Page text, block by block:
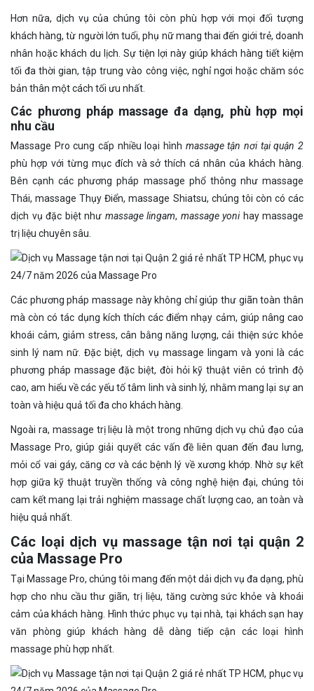
Hơn nữa, dịch vụ của chúng tôi còn phù hợp với mọi đối tượng
khách hàng, từ người lớn tuổi, phụ nữ mang thai đến giới trẻ, doanh
nhân hoặc khách du lịch. Sự tiện lợi này giúp khách hàng tiết kiệm
tối đa thời gian, tập trung vào công việc, nghỉ ngơi hoặc chăm sóc
bản thân một cách tối ưu nhất.
Các phương pháp massage đa dạng, phù hợp mọi
nhu cầu
Massage Pro cung cấp nhiều loại hình massage tận nơi tại quận 2
phù hợp với từng mục đích và sở thích cá nhân của khách hàng.
Bên cạnh các phương pháp massage phổ thông như massage
Thái, massage Thụy Điển, massage Shiatsu, chúng tôi còn có các
dịch vụ đặc biệt như massage lingam, massage yonihay massage
trị liệu chuyên sâu.
Các phương pháp massage này không chỉ giúp thư giãn toàn thân
mà còn có tác dụng kích thích các điểm nhạy cảm, giúp nâng cao
khoái cảm, giảm stress, cân bằng năng lượng, cải thiện sức khỏe
sinh lý nam nữ. Đặc biệt, dịch vụ massage lingam và yoni là các
phương pháp massage đặc biệt, đòi hỏi kỹ thuật viên có trình độ
cao, am hiểu về các yếu tố tâm linh và sinh lý, nhằm mang lại sự an
toàn và hiệu quả tối đa cho khách hàng.
Ngoài ra, massage trị liệu là một trong những dịch vụ chủ đạo của
Massage Pro, giúp giải quyết các vấn đề liên quan đến đau lưng,
mỏi cổ vai gáy, căng cơ và các bệnh lý về xương khớp. Nhờ sự kết
hợp giữa kỹ thuật truyền thống và công nghệ hiện đại, chúng tôi
cam kết mang lại trải nghiệm massage chất lượng cao, an toàn và
hiệu quả nhất.
Các loại dịch vụ massage tận nơi tại quận 2
của Massage Pro
Tại Massage Pro, chúng tôi mang đến một dải dịch vụ đa dạng, phù
hợp cho nhu cầu thư giãn, trị liệu, tăng cường sức khỏe và khoái
cảm của khách hàng. Hình thức phục vụ tại nhà, tại khách sạn hay
văn phòng giúp khách hàng dễ dàng tiếp cận các loại hình
massage phù hợp nhất.